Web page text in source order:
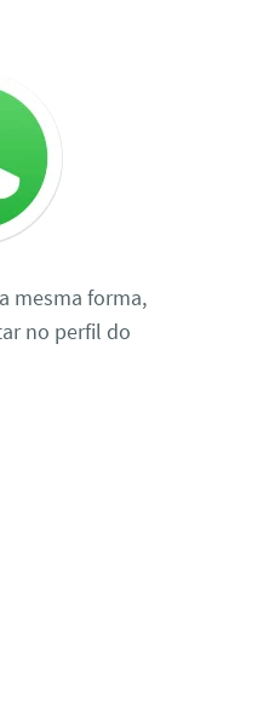
mesma forma,
no perfil do